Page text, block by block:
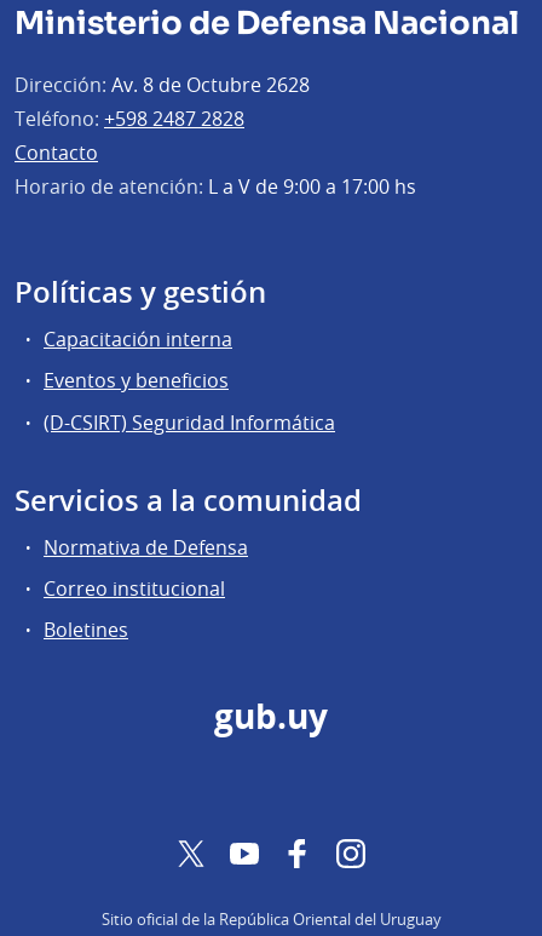
Ministerio de Defensa Nacional
Dirección: Av. 8 de Octubre 2628
Teléfono: +598 2487 2828
Contacto
Horario de atención: L a V de 9:00 a 17:00 hs
Políticas y gestión
Capacitación interna
Eventos y beneficios
(D-CSIRT) Seguridad Informática
Servicios a la comunidad
Normativa de Defensa
Correo institucional
Boletines
gub.uy
TwitterYouTubeFacebookInstagram
Sitio oficial de la República Oriental del Uruguay